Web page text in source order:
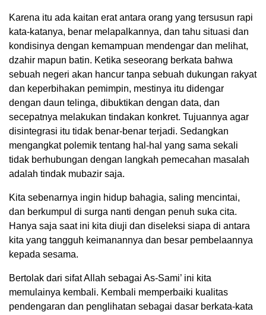
Karena itu ada kaitan erat antara orang yang tersusun rapi
kata-katanya, benar melapalkannya, dan tahu situasi dan
kondisinya dengan kemampuan mendengar dan melihat,
dzahir mapun batin. Ketika seseorang berkata bahwa
sebuah negeri akan hancur tanpa sebuah dukungan rakyat
dan keperbihakan pemimpin, mestinya itu didengar
dengan daun telinga, dibuktikan dengan data, dan
secepatnya melakukan tindakan konkret. Tujuannya agar
disintegrasi itu tidak benar-benar terjadi. Sedangkan
mengangkat polemik tentang hal-hal yang sama sekali
tidak berhubungan dengan langkah pemecahan masalah
adalah tindak mubazir saja.
Kita sebenarnya ingin hidup bahagia, saling mencintai,
dan berkumpul di surga nanti dengan penuh suka cita.
Hanya saja saat ini kita diuji dan diseleksi siapa di antara
kita yang tangguh keimanannya dan besar pembelaannya
kepada sesama.
Bertolak dari sifat Allah sebagai As-Sami’ ini kita
memulainya kembali. Kembali memperbaiki kualitas
pendengaran dan penglihatan sebagai dasar berkata-kata